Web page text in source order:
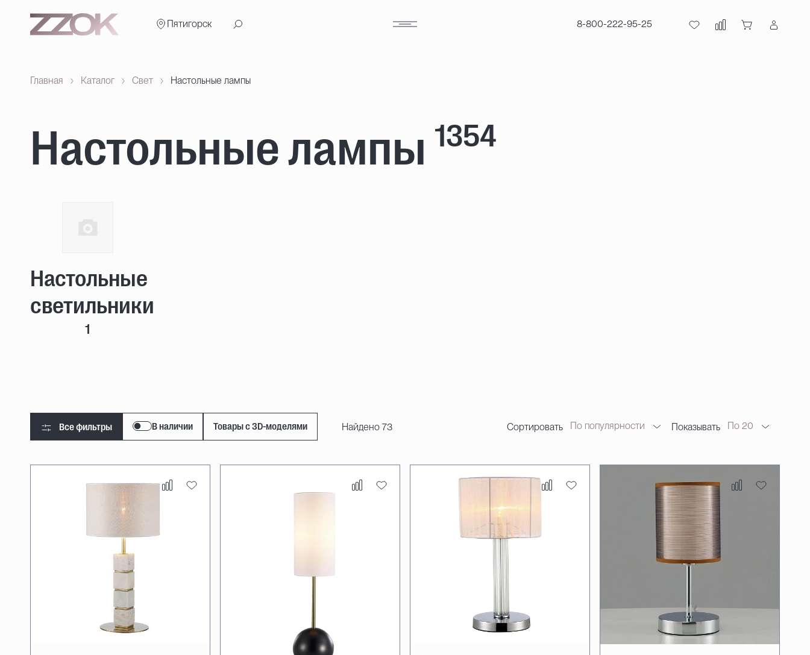
Пятигорск 8-800-222-95-25
Главная Каталог Свет Настольные лампы
Настольные лампы 1354
Настольные
светильники
1
Все фильтры В наличии Товары с 3D-моделями Найдено 73 Сортировать По популярности Показывать По 20